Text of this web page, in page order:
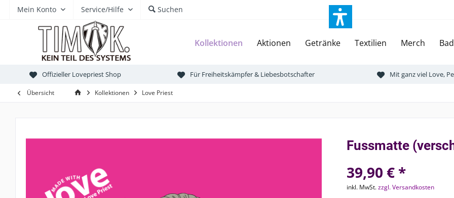
Mein Konto Service/Hilfe Suchen
Kollektionen Aktionen Getränke Textilien Merch
Offizieller Lovepriest Shop Für Freiheitskämpfer & Liebesbotschafter Mit ganz viel Love,
Übersicht Kollektionen Love Priest
Fussmatte
39,90 € *
inkl. MwSt.zzgl. Versandkosten